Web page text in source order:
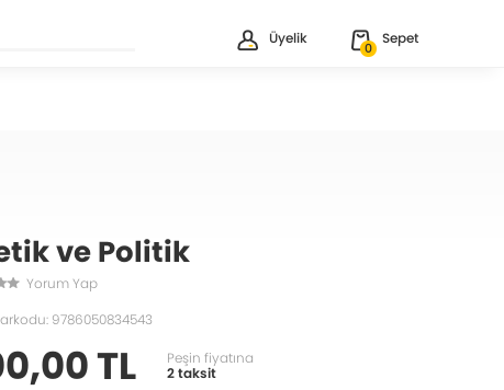
Üyelik
0
Sepet
ve Politik
Yorum Yap
9786050834543
TL
Peşin fiyatına
2 taksit